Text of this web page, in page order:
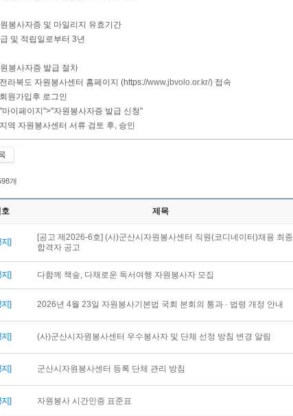
봉사자증 및 마일리지 유효기간
및 적립일로부터 3년
봉사자증 발급 절차
북도 자원봉사센터 홈페이지 (https://www.jbvolo.or.kr/) 접속
가입후 로그인
페이지">"자원봉사자증 발급 신청"
자원봉사센터 서류 검토 후, 승인
개
제목
]
[공고 제2026-6호] (사)군산시자원봉사센터 직원(코디네이터)채용 최종
합격자 공고
] 다함께 책숲, 다채로운 독서여행 자원봉사자 모집
] 2026년 4월 23일 자원봉사기본법 국회 본회의 통과 · 법령 개정 안내
] (사)군산시자원봉사센터 우수봉사자 및 단체 선정 방침 변경 알림
] 군산시자원봉사센터 등록 단체 관리 방침
] 자원봉사 시간인증 표준표